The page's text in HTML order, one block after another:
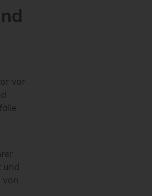
vor
und
von